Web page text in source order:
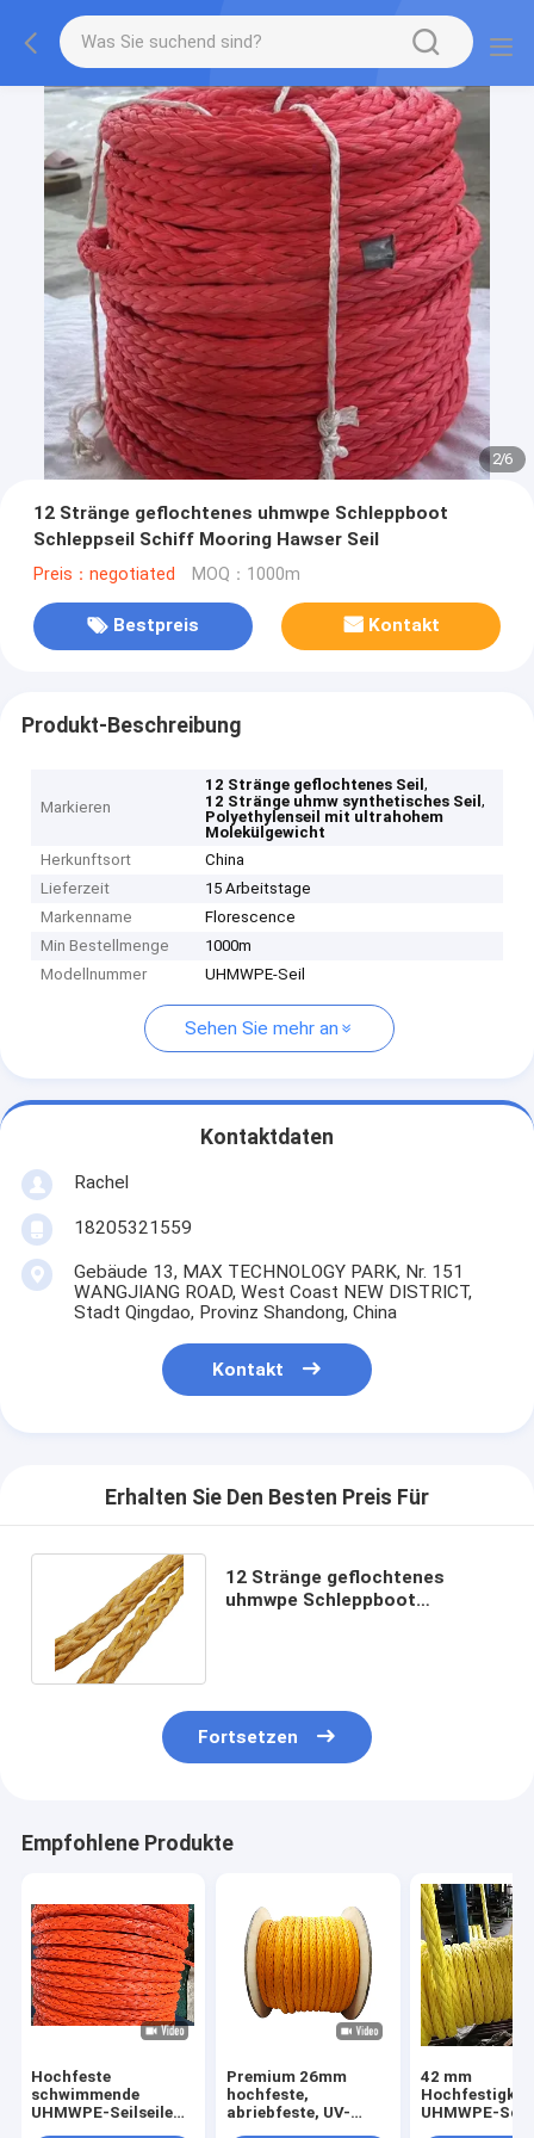
2/6
12 Stränge geflochtenes uhmwpe Schleppboot
Schleppseil Schiff Mooring Hawser Seil
Preis：negotiated MOQ：1000m
Bestpreis Kontakt
Produkt-Beschreibung
Markieren
12 Stränge geflochtenes Seil,
12 Stränge uhmw synthetisches Seil,
Polyethylenseil mit ultrahohem
Molekülgewicht
Herkunftsort
China
Lieferzeit
15 Arbeitstage
Markenname
Florescence
Min Bestellmenge
1000m
Modellnummer
UHMWPE-Seil
Sehen Sie mehr an
Kontaktdaten
Rachel
18205321559
Gebäude 13, MAX TECHNOLOGY PARK, Nr. 151
WANGJIANG ROAD, West Coast NEW DISTRICT,
Stadt Qingdao, Provinz Shandong, China
Kontakt
Erhalten Sie Den Besten Preis Für
12 Stränge geflochtenes
uhmwpe Schleppboot
Fortsetzen
Empfohlene Produkte
Hochfeste
schwimmende
UHMWPE-Seilseile
Premium 26mm
hochfeste,
abriebfeste, UV-
42 mm
UHMWPE-